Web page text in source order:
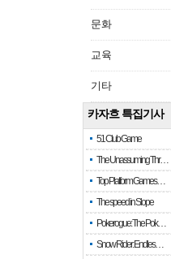
문화
교육
기타
카자흐 특집기사
51 Club Game
The Unassuming Thr…
Top Platform Games…
The speed in Slope
Pokerogue: The Pok…
Snow Rider: Endles…